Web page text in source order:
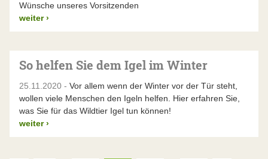
Wünsche unseres Vorsitzenden
weiter ›
So helfen Sie dem Igel im Winter
25.11.2020 - Vor allem wenn der Winter vor der Tür steht,
wollen viele Menschen den Igeln helfen. Hier erfahren Sie,
was Sie für das Wildtier Igel tun können!
weiter ›